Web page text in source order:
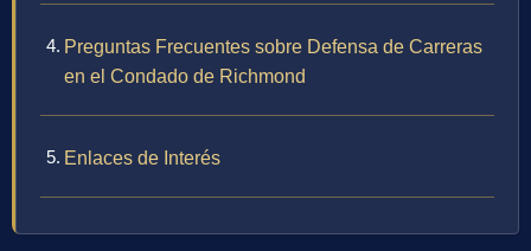
Preguntas Frecuentes sobre Defensa de Carreras
en el Condado de Richmond
Enlaces de Interés